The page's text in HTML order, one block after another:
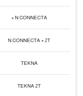
N CONNECTA +
N CONNECTA + 2T
TEKNA
TEKNA 2T